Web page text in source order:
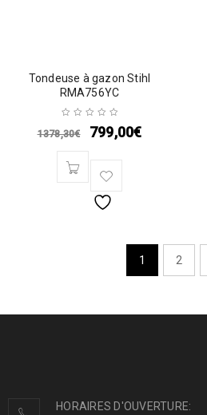
Tondeuse à gazon Stihl
RMA756YC
1378,30€ 799,00€
1 2
HORAIRES D'OUVERTURE: